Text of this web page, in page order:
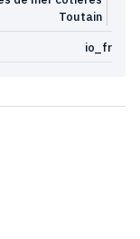
Toutain
io_fr